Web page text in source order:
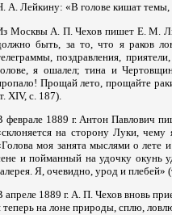
А. Лейкину: «В голове кишат темы,
Москвы А. П. Чехов пишет Е. М.
быть, за то, что я раков
поздравления,
я ошалел; тина и
Прощай лето, прощайте
XIV, с. 187).
феврале 1889 г. Антон Павлович
на сторону Луки,
моя занята мыслями о
и пойманный на удочку окунь
Я, очевидно, урод и плебей»
апреле 1889 г. А. П. Чехов вновь
теперь на лоне природы, сплю,